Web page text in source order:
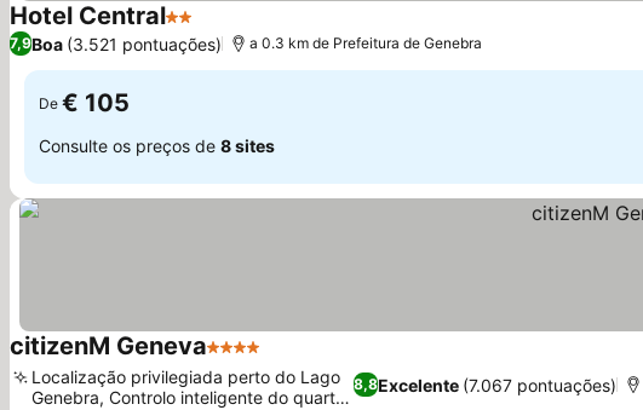
Hotel Central2 Estrelas
7,9Boa (3.521 pontuações) a 0.3 km de Prefeitura de Genebra
De € 105
Consulte os preços de 8 sites
citizenM Geneva4 Estrelas
8,8Excelente (7.067 pontuações)
Localização privilegiada perto do Lago
Genebra, Controlo inteligente do quarto